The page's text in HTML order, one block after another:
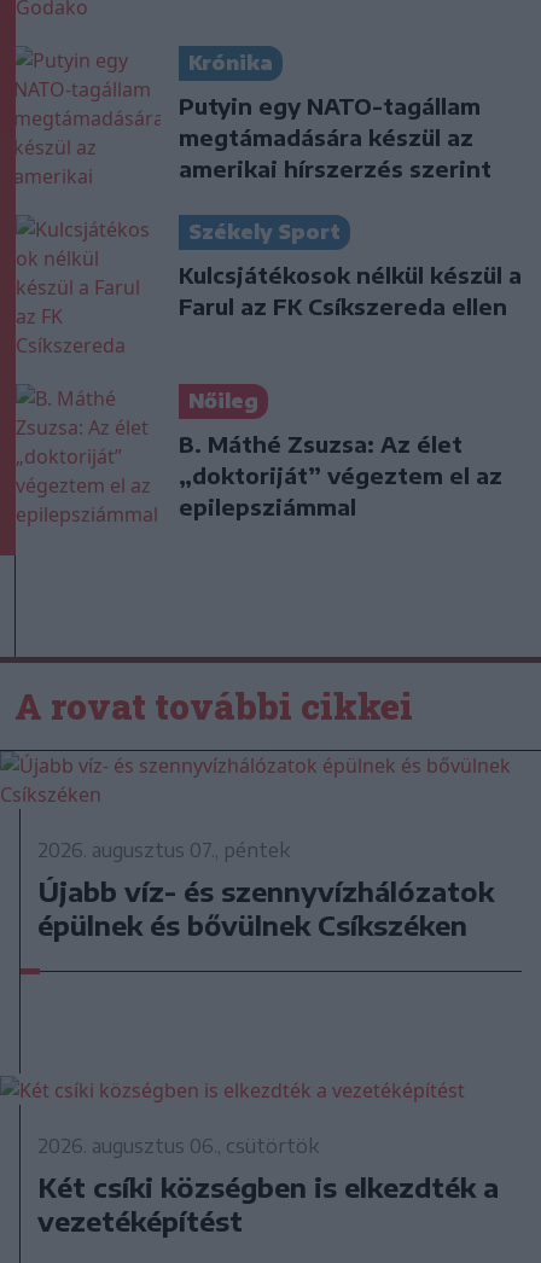
Krónika
Putyin egy NATO-tagállam
megtámadására készül az
amerikai hírszerzés szerint
Székely Sport
Kulcsjátékosok nélkül készül a
Farul az FK Csíkszereda ellen
Nőileg
B. Máthé Zsuzsa: Az élet
„doktoriját” végeztem el az
epilepsziámmal
A rovat további cikkei
2026. augusztus 07., péntek
Újabb víz- és szennyvízhálózatok
épülnek és bővülnek Csíkszéken
2026. augusztus 06., csütörtök
Két csíki községben is elkezdték a
vezetéképítést